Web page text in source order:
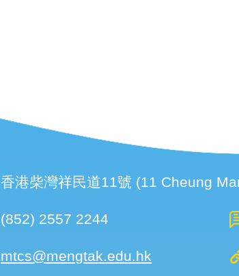
香港柴灣祥民道11號 (11 Cheung
(852) 2557 2244
mtcs@mengtak.edu.hk